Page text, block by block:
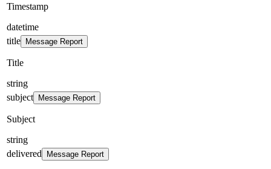
Timestamp
datetime
title
Message Report
Title
string
subject
Message Report
Subject
string
delivered
Message Report